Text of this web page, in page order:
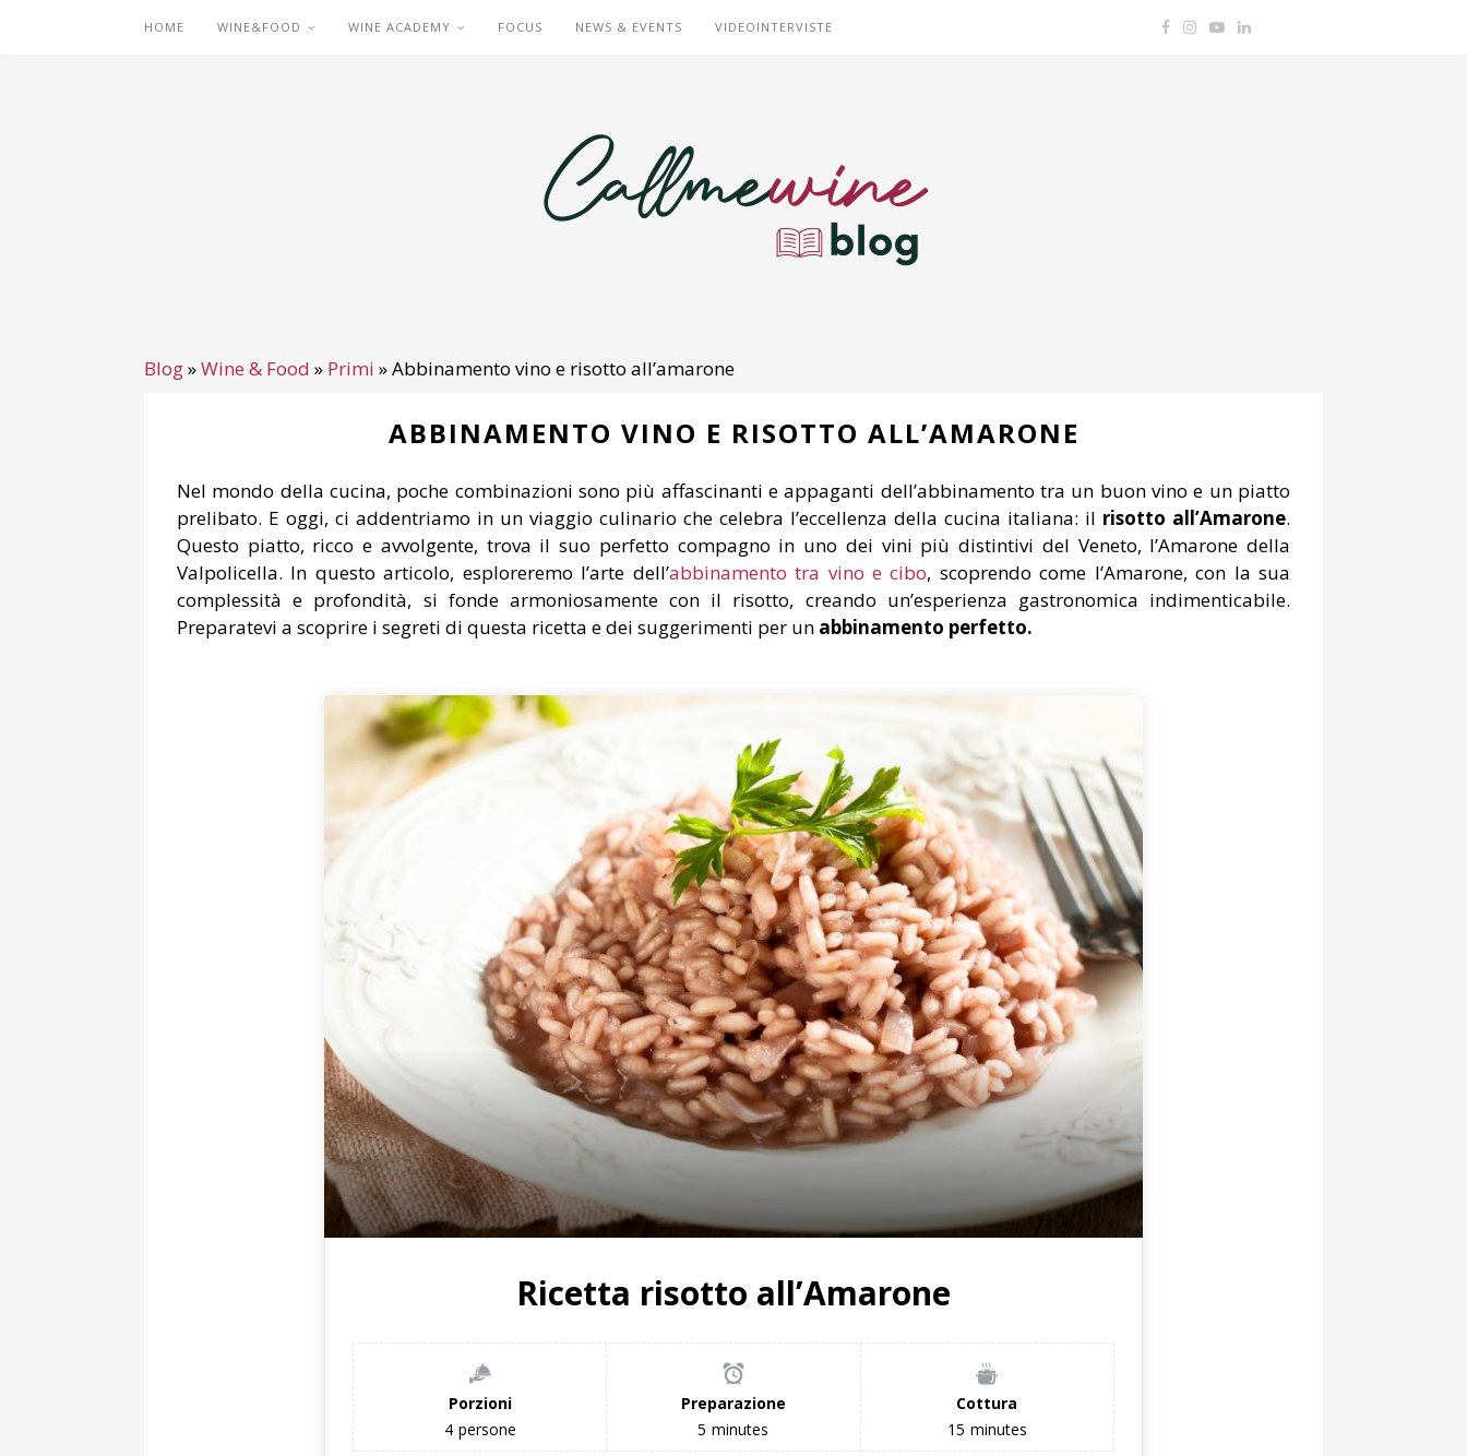
HOME WINE&FOOD WINE ACADEMY FOCUS NEWS & EVENTS VIDEOINTERVISTE
Blog»Wine & Food » Primi »Abbinamento vino e risotto all’amarone
ABBINAMENTO VINO E RISOTTO ALL’AMARONE
Nel mondo della cucina, poche combinazioni sono più affascinanti e appaganti dell’abbinamento tra un buon vino e un piatto
prelibato. E oggi, ci addentriamo in un viaggio culinario che celebra l’eccellenza della cucina italiana: il risotto all’Amarone.
Questo piatto, ricco e avvolgente, trova il suo perfetto compagno in uno dei vini più distintivi del Veneto, l’Amarone della
Valpolicella. In questo articolo, esploreremo l’arte dell’abbinamento tra vino e cibo, scoprendo come l’Amarone, con la sua
complessità e profondità, si fonde armoniosamente con il risotto, creando un’esperienza gastronomica indimenticabile.
Preparatevi a scoprire i segreti di questa ricetta e dei suggerimenti per un abbinamento perfetto.
Ricetta risotto all’Amarone
Porzioni
4 persone
Preparazione
5 minutes
Cottura
15 minutes